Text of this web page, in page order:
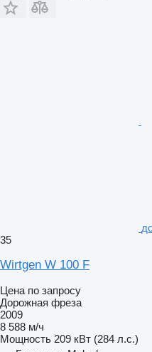
35
Wirtgen W 100 F
Цена по запросу
Дорожная фреза
2009
8 588 м/ч
Мощность 209 кВт (284 л.с.)